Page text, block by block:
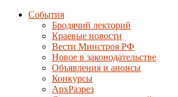
События
Бродячий лекторий
Краевые новости
Вести Минстроя РФ
Новое в законодательстве
Объявления и анонсы
Конкурсы
АрхРазрез